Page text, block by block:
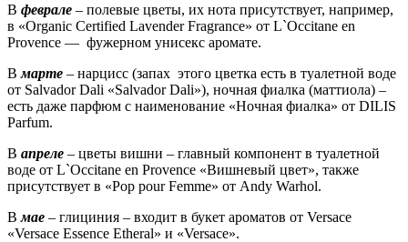
В феврале – полевые цветы, их нота присутствует, например,
в «Organic Certified Lavender Fragrance» от L`Occitane en
Provence — фужерном унисекс аромате.
Вмарте – нарцисс (запах этого цветка есть в туалетной воде
от Salvador Dali «Salvador Dali»), ночная фиалка (маттиола) –
есть даже парфюм с наименование «Ночная фиалка» от DILIS
Parfum.
В апреле – цветы вишни – главный компонент в туалетной
воде от L`Occitane en Provence «Вишневый цвет», также
присутствует в «Pop pour Femme» от Andy Warhol.
Вмае – глициния – входит в букет ароматов от Versace
«Versace Essence Etheral» и «Versace».